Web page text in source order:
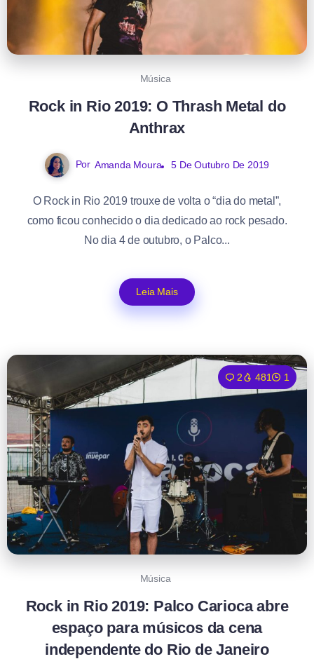
Música
Rock in Rio 2019: O Thrash Metal do
Anthrax
Por Amanda Moura 5 De Outubro De 2019
O Rock in Rio 2019 trouxe de volta o “dia do metal”,
como ficou conhecido o dia dedicado ao rock pesado.
No dia 4 de outubro, o Palco...
Leia Mais
2 481 1
Música
Rock in Rio 2019: Palco Carioca abre
espaço para músicos da cena
independente do Rio de Janeiro